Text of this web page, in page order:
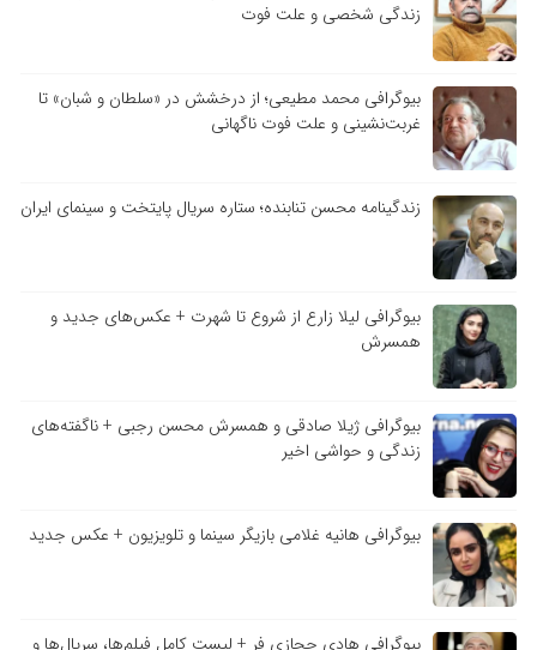
زندگی شخصی و علت فوت
بیوگرافی محمد مطیعی؛ از درخشش در «سلطان و شبان» تا
غربت‌نشینی و علت فوت ناگهانی
زندگینامه محسن تنابنده؛ ستاره سریال پایتخت و سینمای ایران
بیوگرافی لیلا زارع از شروع تا شهرت + عکس‌های جدید و
همسرش
بیوگرافی ژیلا صادقی و همسرش محسن رجبی + ناگفته‌های
زندگی و حواشی اخیر
بیوگرافی هانیه غلامی بازیگر سینما و تلویزیون + عکس جدید
بیوگرافی هادی حجازی فر + لیست کامل فیلم‌ها، سریال‌ها و